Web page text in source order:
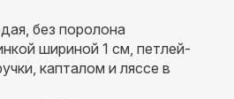
без поролона
шириной 1 см, петлей-
капталом и ляссе в